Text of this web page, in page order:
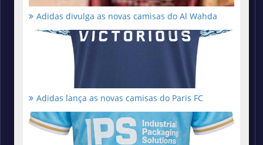
Adidas divulga as novas camisas do Al Wahda
Adidas lança as novas camisas do Paris FC